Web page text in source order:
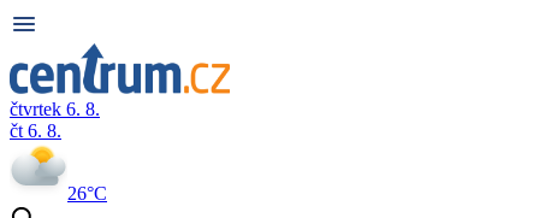
čtvrtek 6. 8.
čt 6. 8.
26°C